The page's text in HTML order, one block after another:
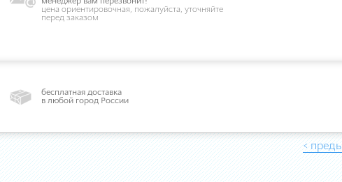
цена ориентировочная, пожалуйста, уточняйте
перед заказом
бесплатная доставка
в любой город России
<